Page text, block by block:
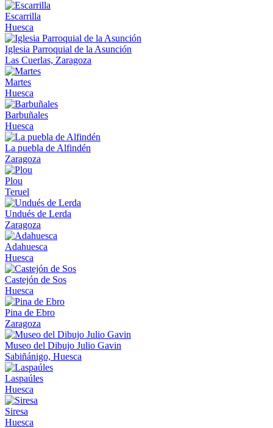
Escarrilla
Huesca
Iglesia Parroquial de la Asunción
Las Cuerlas, Zaragoza
Martes
Huesca
Barbuñales
Huesca
La puebla de Alfindén
Zaragoza
Plou
Teruel
Undués de Lerda
Zaragoza
Adahuesca
Huesca
Castejón de Sos
Huesca
Pina de Ebro
Zaragoza
Museo del Dibujo Julio Gavin
Sabiñánigo, Huesca
Laspaúles
Huesca
Siresa
Huesca